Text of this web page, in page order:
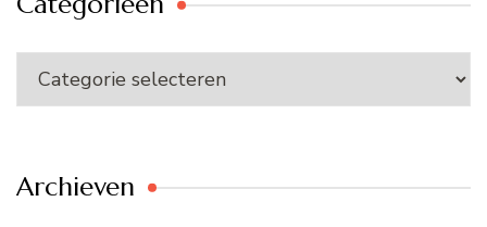
Categorieën
Archieven